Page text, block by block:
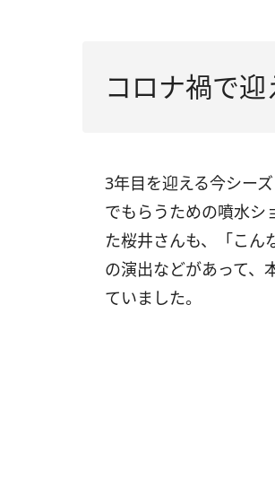
コロナ禍で
3年目を迎える今シー
でもらうための噴水シ
た桜井さんも、「こん
の演出などがあって、
ていました。